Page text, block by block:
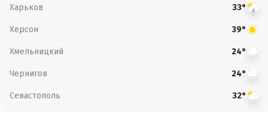
Харьков 33°
Херсон 39°
Хмельницкий 24°
Чернигов 24°
Севастополь 32°